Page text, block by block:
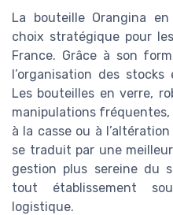
La bouteille Orangina
choix stratégique pour
France. Grâce à son
l’organisation des
Les bouteilles en verre,
manipulations
à la casse ou à
se traduit par une
gestion plus sereine du
tout établissement
logistique.